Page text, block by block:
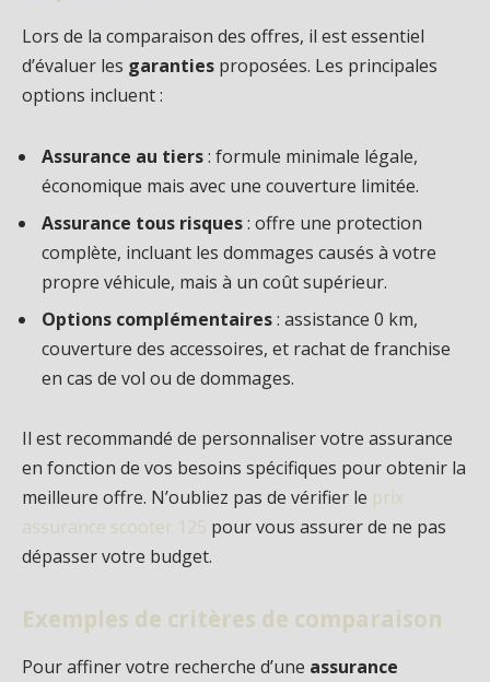
Lors de la comparaison des offres, il est essentiel
d’évaluer les garanties proposées. Les principales
options incluent :
Assurance au tiers: formule minimale légale,
économique mais avec une couverture limitée.
Assurance tous risques: offre une protection
complète, incluant les dommages causés à votre
propre véhicule, mais à un coût supérieur.
Options complémentaires: assistance 0 km,
couverture des accessoires, et rachat de franchise
en cas de vol ou de dommages.
Il est recommandé de personnaliser votre assurance
en fonction de vos besoins spécifiques pour obtenir la
meilleure offre. N’oubliez pas de vérifier le prix
assurance scooter 125 pour vous assurer de ne pas
dépasser votre budget.
Exemples de critères de comparaison
Pour affiner votre recherche d’une assurance